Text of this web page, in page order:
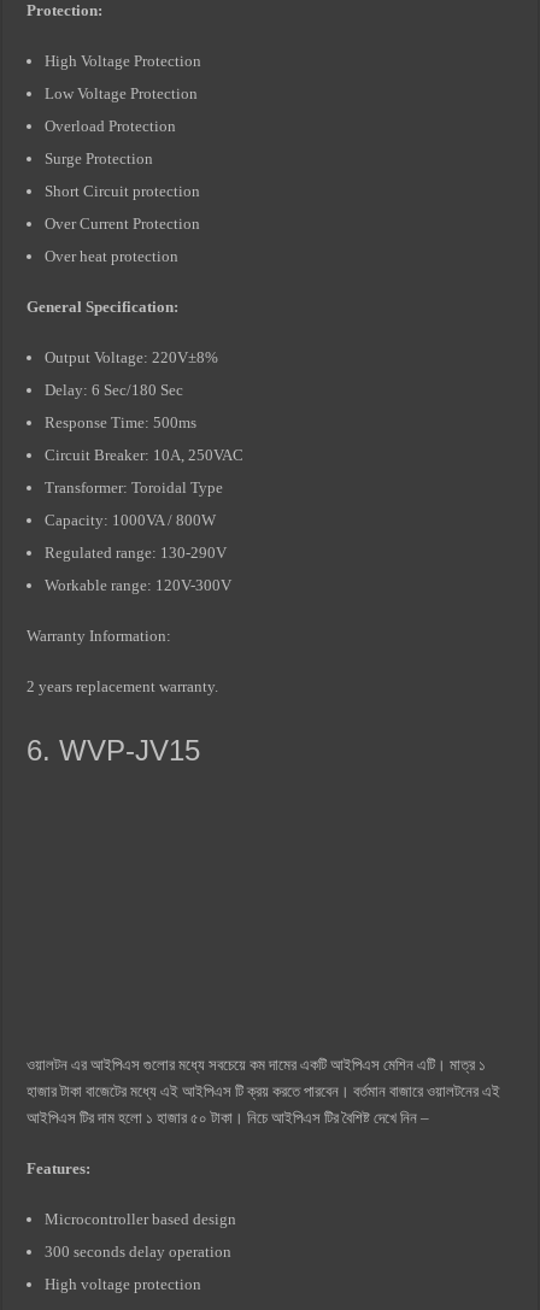
Protection:
High Voltage Protection
Low Voltage Protection
Overload Protection
Surge Protection
Short Circuit protection
Over Current Protection
Over heat protection
General Specification:
Output Voltage: 220V±8%
Delay: 6 Sec/180 Sec
Response Time: 500ms
Circuit Breaker: 10A, 250VAC
Transformer: Toroidal Type
Capacity: 1000VA / 800W
Regulated range: 130-290V
Workable range: 120V-300V
Warranty Information:
2 years replacement warranty.
6. WVP-JV15
ওয়ালটন এর আইপিএস গুলোর মধ্যে সবচেয়ে কম দামের একটি আইপিএস মেশিন এটি। মাত্র ১
হাজার টাকা বাজেটের মধ্যে এই আইপিএস টি ক্রয় করতে পারবেন। বর্তমান বাজারে ওয়ালটনের এই
আইপিএস টির দাম হলো ১ হাজার ৫০ টাকা। নিচে আইপিএস টির বৈশিষ্ট দেখে নিন –
Features:
Microcontroller based design
300 seconds delay operation
High voltage protection